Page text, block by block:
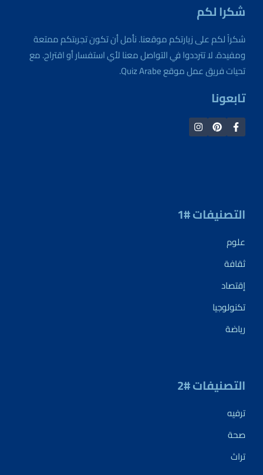
شكرا لكم
شكراً لكم على زيارتكم موقعنا. نأمل أن تكون تجربتكم ممتعة
ومفيدة. لا تترددوا في التواصل معنا لأي استفسار أو اقتراح. مع
تحيات فريق عمل موقع Quiz Arabe.
تابعونا
التصنيفات #1
علوم
ثقافة
إقتصاد
تكنولوجيا
رياضة
التصنيفات #2
ترفيه
صحة
تراث